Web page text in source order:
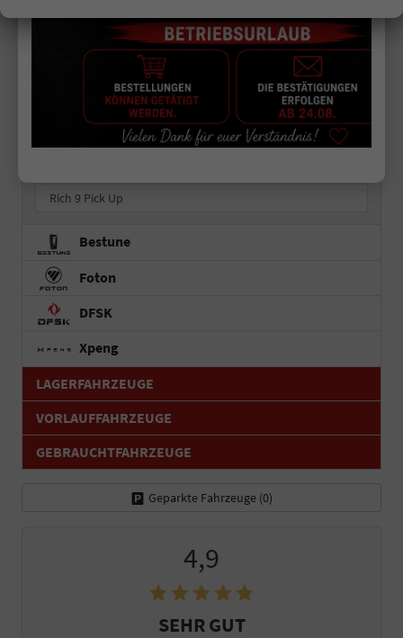
Forthing 5 REEV
Forthing 5 EV
Forthing 7 REEV
Forthing 9 HEV
Forthing 9 PHEV
Rich 9 Pick Up
Bestune
Foton
DFSK
Xpeng
LAGERFAHRZEUGE
VORLAUFFAHRZEUGE
GEBRAUCHTFAHRZEUGE
Geparkte Fahrzeuge (0)
4,9
SEHR GUT